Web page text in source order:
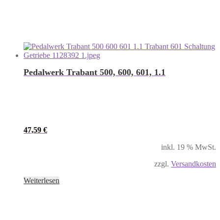
Pedalwerk Trabant 500, 600, 601, 1.1
47,59 €
inkl. 19 % MwSt.
zzgl. Versandkosten
Weiterlesen